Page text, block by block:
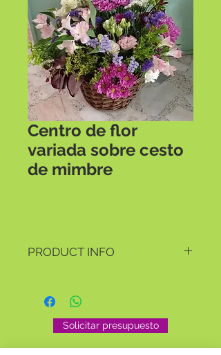
Centro de flor
variada sobre cesto
de mimbre
PRODUCT INFO
hogar. Disponible todo el año.
Solicitar presupuesto